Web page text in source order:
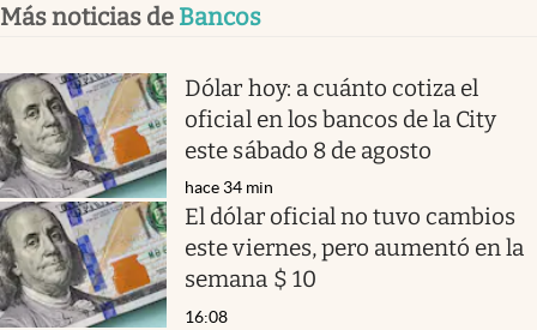
Más noticias de Bancos
Dólar hoy: a cuánto cotiza el
oficial en los bancos de la City
este sábado 8 de agosto
hace 34 min
El dólar oficial no tuvo cambios
este viernes, pero aumentó en la
semana $ 10
16:08